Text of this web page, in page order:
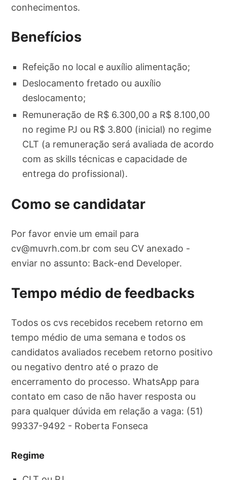
conhecimentos.
Benefícios
Refeição no local e auxílio alimentação;
Deslocamento fretado ou auxílio
deslocamento;
Remuneração de R$ 6.300,00 a R$ 8.100,00
no regime PJ ou R$ 3.800 (inicial) no regime
CLT (a remuneração será avaliada de acordo
com as skills técnicas e capacidade de
entrega do profissional).
Como se candidatar
Por favor envie um email para
cv@muvrh.com.br com seu CV anexado -
enviar no assunto: Back-end Developer.
Tempo médio de feedbacks
Todos os cvs recebidos recebem retorno em
tempo médio de uma semana e todos os
candidatos avaliados recebem retorno positivo
ou negativo dentro até o prazo de
encerramento do processo. WhatsApp para
contato em caso de não haver resposta ou
para qualquer dúvida em relação a vaga: (51)
99337-9492 - Roberta Fonseca
Regime